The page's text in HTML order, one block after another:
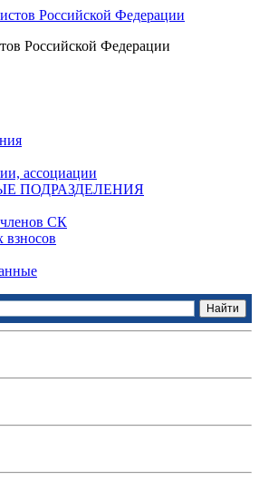
Российской Федерации
ассоциации
ПОДРАЗДЕЛЕНИЯ
СК
взносов